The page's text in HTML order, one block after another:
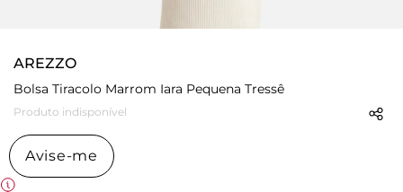
AREZZO
Bolsa Tiracolo Marrom Iara Pequena Tressê
Produto indisponível
Avise-me